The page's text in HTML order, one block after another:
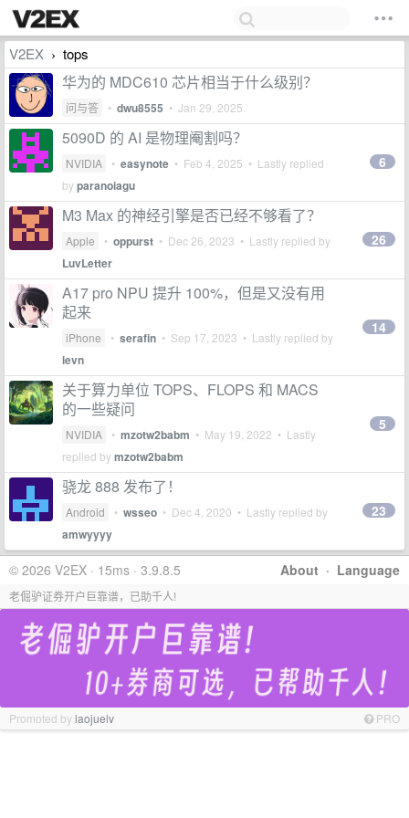
V2EX › tops
华为的 MDC610 芯片相当于什么级别？
问与答 • dwu8555 • Jan 29, 2025
5090D 的 AI 是物理阉割吗？
NVIDIA • easynote • Feb 4, 2025 • Lastly replied
byparanoiagu
6
M3 Max 的神经引擎是否已经不够看了？
Apple • oppurst • Dec 26, 2023 • Lastly replied by
LuvLetter
26
A17 pro NPU 提升 100%，但是又没有用
起来
iPhone • serafin • Sep 17, 2023 • Lastly replied by
levn
14
关于算力单位 TOPS、FLOPS 和 MACS
的一些疑问
NVIDIA • mzotw2babm • May 19, 2022 • Lastly
replied bymzotw2babm
5
骁龙 888 发布了！
Android • wsseo • Dec 4, 2020 • Lastly replied by
amwyyyy
23
About · Language
© 2026 V2EX · 15ms · 3.9.8.5
老倔驴证券开户巨靠谱，已助千人!
Promoted bylaojuelv PRO